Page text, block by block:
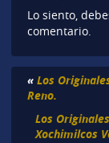
Lo siento,
comentario.
« Los
Reno.
Los
Xochimilcos